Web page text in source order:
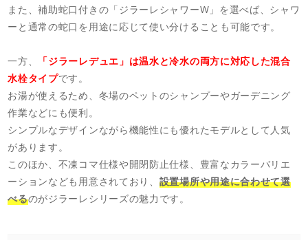
また、補助蛇口付きの「ジラーレシャワーW」を選べば、シャワ
ーと通常の蛇口を用途に応じて使い分けることも可能です。
一方、
「ジラーレデュエ」は温水と冷水の両方に対応した混合
水栓タイプです。
お湯が使えるため、冬場のペットのシャンプーやガーデニング
作業などにも便利。
シンプルなデザインながら機能性にも優れたモデルとして人気
があります。
このほか、不凍コマ仕様や開閉防止仕様、豊富なカラーバリエ
ーションなども用意されており、 設置場所や用途に合わせて選
べるのがジラーレシリーズの魅力です。